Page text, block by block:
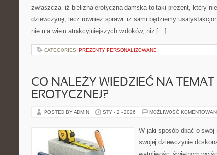
zwłaszcza, iż bielizna erotyczna damska to taki prezent, który
dziewczynę, lecz również sprawi, iż sami będziemy
nie ma wielu atrakcyjniejszych widoków, niż […]
CATEGORIES: PREZENTY PERSONALIZOWANE
CO NALEŻY WIEDZIEĆ NA TEMAT
EROTYCZNEJ?
POSTED BY ADMIN STY - 2 - 2026 MOŻLIWOŚĆ
W jaki sposób dbać o swój
swojej dziewczynie